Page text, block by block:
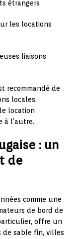
étrangers
les locations
liaisons
recommandé de
locales,
location
à l’autre.
: un
de
comme une
de bord de
offre un
de sable fin, villes